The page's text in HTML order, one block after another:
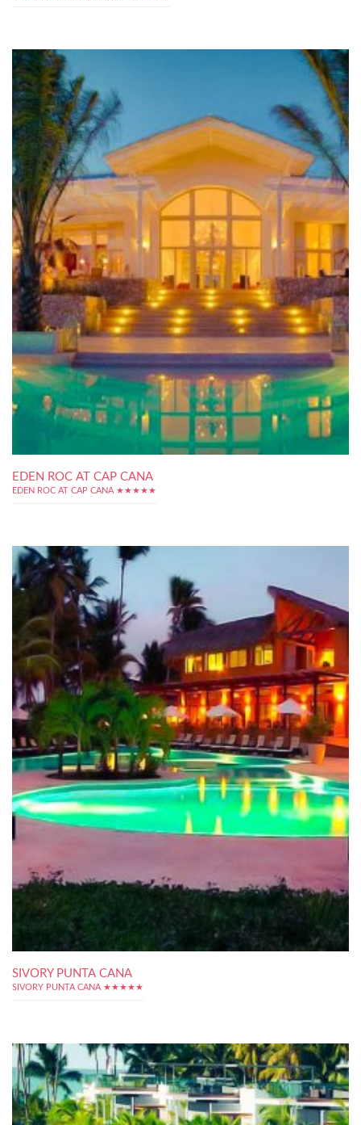
EDEN ROC AT CAP CANA
EDEN ROC AT CAP CANA ★★★★★
SIVORY PUNTA CANA
SIVORY PUNTA CANA ★★★★★